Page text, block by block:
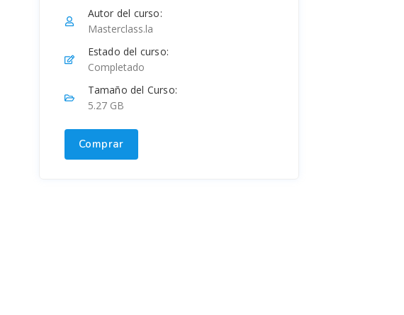
Autor del curso:
Masterclass.la
Estado del curso:
Completado
Tamaño del Curso:
5.27 GB
Comprar